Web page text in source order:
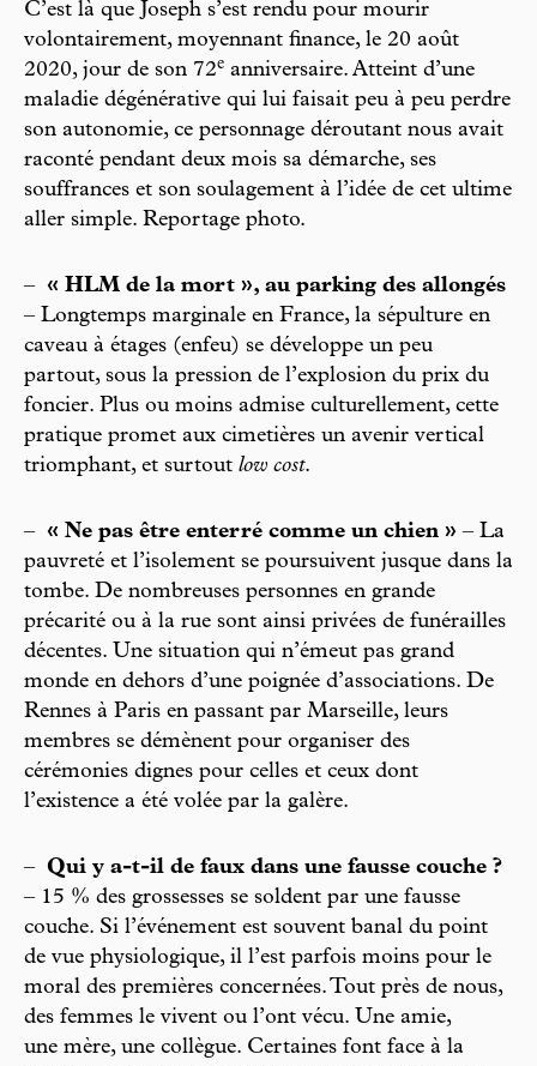
C’est là que Joseph s’est rendu pour mourir
volontairement, moyennant finance, le 20 août
2020, jour de son 72e anniversaire. Atteint d’une
maladie dégénérative qui lui faisait peu à peu perdre
son autonomie, ce personnage déroutant nous avait
raconté pendant deux mois sa démarche, ses
souffrances et son soulagement à l’idée de cet ultime
aller simple. Reportage photo.
–
« HLM de la mort », au parking des allongés
– Longtemps marginale en France, la sépulture en
caveau à étages (enfeu) se développe un peu
partout, sous la pression de l’explosion du prix du
foncier. Plus ou moins admise culturellement, cette
pratique promet aux cimetières un avenir vertical
triomphant, et surtout low cost.
– « Ne pas être enterré comme un chien » – La
pauvreté et l’isolement se poursuivent jusque dans la
tombe. De nombreuses personnes en grande
précarité ou à la rue sont ainsi privées de funérailles
décentes. Une situation qui n’émeut pas grand
monde en dehors d’une poignée d’associations. De
Rennes à Paris en passant par Marseille, leurs
membres se démènent pour organiser des
cérémonies dignes pour celles et ceux dont
l’existence a été volée par la galère.
– Qui y a-t-il de faux dans une fausse couche ?
– 15 % des grossesses se soldent par une fausse
couche. Si l’événement est souvent banal du point
de vue physiologique, il l’est parfois moins pour le
moral des premières concernées. Tout près de nous,
des femmes le vivent ou l’ont vécu. Une amie,
une mère, une collègue. Certaines font face à la